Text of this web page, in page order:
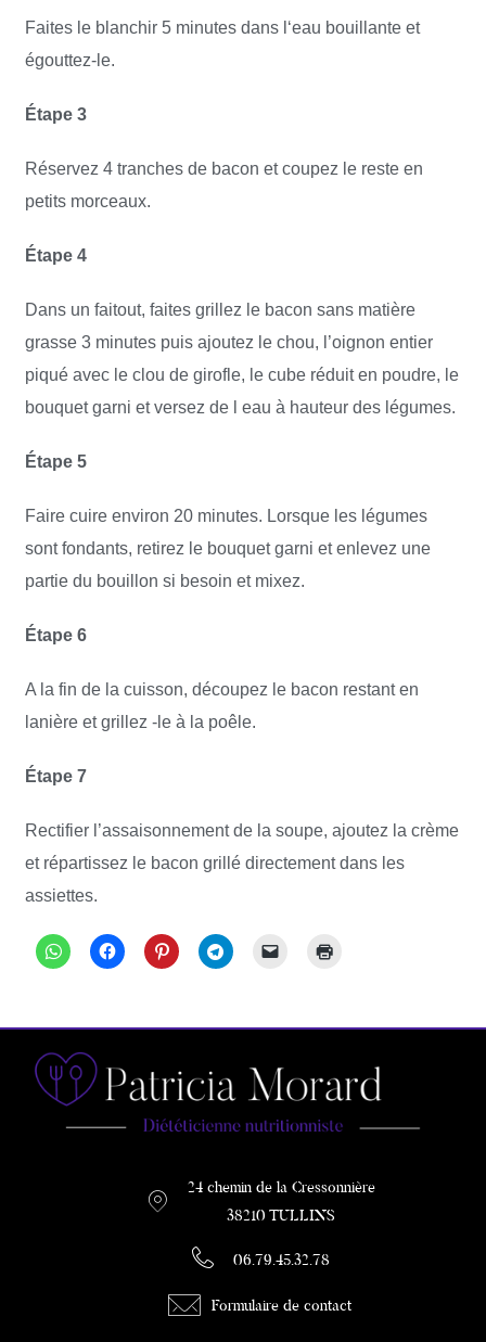
Faites le blanchir 5 minutes dans l‘eau bouillante et
égouttez-le.
Étape 3
Réservez 4 tranches de bacon et coupez le reste en
petits morceaux.
Étape 4
Dans un faitout, faites grillez le bacon sans matière
grasse 3 minutes puis ajoutez le chou, l’oignon entier
piqué avec le clou de girofle, le cube réduit en poudre, le
bouquet garni et versez de l eau à hauteur des légumes.
Étape 5
Faire cuire environ 20 minutes. Lorsque les légumes
sont fondants, retirez le bouquet garni et enlevez une
partie du bouillon si besoin et mixez.
Étape 6
A la fin de la cuisson, découpez le bacon restant en
lanière et grillez -le à la poêle.
Étape 7
Rectifier l’assaisonnement de la soupe, ajoutez la crème
et répartissez le bacon grillé directement dans les
assiettes.
24 chemin de la Cressonnière
38210 TULLINS
06.79.45.32.78
Formulaire de contact